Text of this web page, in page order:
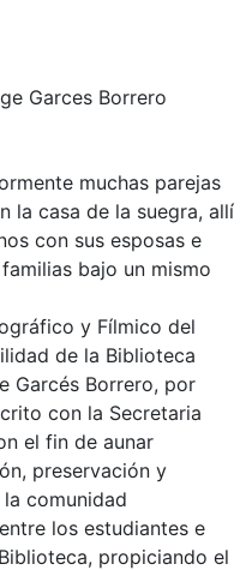
Garces Borrero
muchas parejas
la casa de la suegra, allí
con sus esposas e
bajo un mismo
y Fílmico del
de la Biblioteca
Garcés Borrero, por
con la Secretaria
el fin de aunar
preservación y
comunidad
los estudiantes e
propiciando el